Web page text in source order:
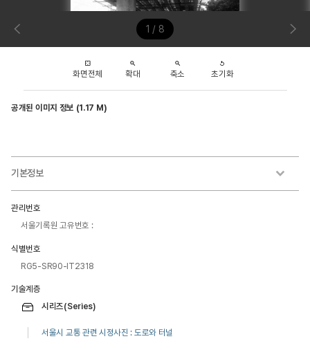
1 / 8
화면전체 확대 축소 초기화
공개된 이미지 정보 (1.17 M)
기본정보
관리번호
서울기록원 고유번호 :
식별번호
RG5-SR90-IT2318
기술계층
시리즈(Series)
서울시 교통 관련 시정사진 : 도로와 터널